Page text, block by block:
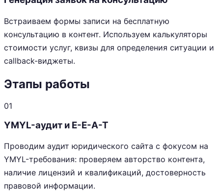
Встраиваем формы записи на бесплатную
консультацию в контент. Используем калькуляторы
стоимости услуг, квизы для определения ситуации и
callback-виджеты.
Этапы работы
01
YMYL-аудит и E-E-A-T
Проводим аудит юридического сайта с фокусом на
YMYL-требования: проверяем авторство контента,
наличие лицензий и квалификаций, достоверность
правовой информации.